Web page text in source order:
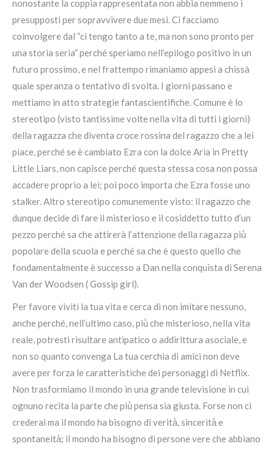
nonostante la coppia rappresentata non abbia nemmeno i
presupposti per sopravvivere due mesi. Ci facciamo
coinvolgere dal “ci tengo tanto a te, ma non sono pronto per
una storia seria” perché speriamo nell’epilogo positivo in un
futuro prossimo, e nel frattempo rimaniamo appesi a chissà
quale speranza o tentativo di svolta. I giorni passano e
mettiamo in atto strategie fantascientifiche. Comune è lo
stereotipo (visto tantissime volte nella vita di tutti i giorni)
della ragazza che diventa croce rossina del ragazzo che a lei
piace, perché se è cambiato Ezra con la dolce Aria in Pretty
Little Liars, non capisce perché questa stessa cosa non possa
accadere proprio a lei; poi poco importa che Ezra fosse uno
stalker. Altro stereotipo comunemente visto: il ragazzo che
dunque decide di fare il misterioso e il cosiddetto tutto d’un
pezzo perché sa che attirerà l’attenzione della ragazza più̀
popolare della scuola e perché sa che è questo quello che
fondamentalmente è successo a Dan nella conquista di Serena
Van der Woodsen ( Gossip girl).
Per favore viviti la tua vita e cerca di non imitare nessuno,
anche perché, nell’ultimo caso, più̀ che misterioso, nella vita
reale, potresti risultare antipatico o addirittura asociale, e
non so quanto convenga La tua cerchia di amici non deve
avere per forza le caratteristiche dei personaggi di Netflix.
Non trasformiamo il mondo in una grande televisione in cui
ognuno recita la parte che più̀ pensa sia giusta. Forse non ci
crederai ma il mondo ha bisogno di verità̀, sincerità̀ e
spontaneità̀; il mondo ha bisogno di persone vere che abbiano